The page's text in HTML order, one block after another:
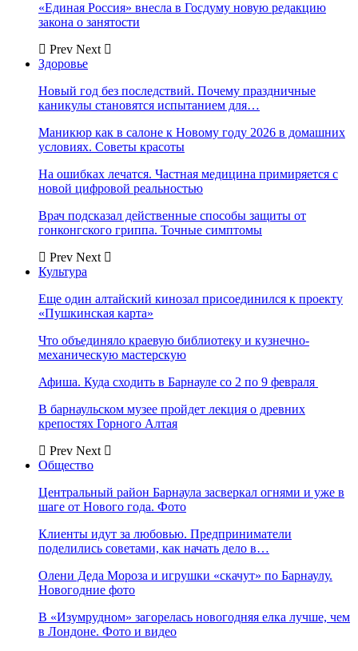
«Единая Россия» внесла в Госдуму новую редакцию
закона о занятости
Prev Next
Здоровье
Новый год без последствий. Почему праздничные
каникулы становятся испытанием для…
Маникюр как в салоне к Новому году 2026 в домашних
условиях. Советы красоты
На ошибках лечатся. Частная медицина примиряется с
новой цифровой реальностью
Врач подсказал действенные способы защиты от
гонконгского гриппа. Точные симптомы
Prev Next
Культура
Еще один алтайский кинозал присоединился к проекту
«Пушкинская карта»
Что объединяло краевую библиотеку и кузнечно-
механическую мастерскую
Афиша. Куда сходить в Барнауле со 2 по 9 февраля
В барнаульском музее пройдет лекция о древних
крепостях Горного Алтая
Prev Next
Общество
Центральный район Барнаула засверкал огнями и уже в
шаге от Нового года. Фото
Клиенты идут за любовью. Предприниматели
поделились советами, как начать дело в…
Олени Деда Мороза и игрушки «скачут» по Барнаулу.
Новогодние фото
В «Изумрудном» загорелась новогодняя елка лучше, чем
в Лондоне. Фото и видео